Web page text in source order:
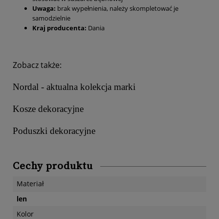
Uwaga: brak wypełnienia, należy skompletować je
samodzielnie
Kraj producenta: Dania
Zobacz także:
Nordal - aktualna kolekcja marki
Kosze dekoracyjne
Poduszki dekoracyjne
Cechy produktu
Materiał
len
Kolor